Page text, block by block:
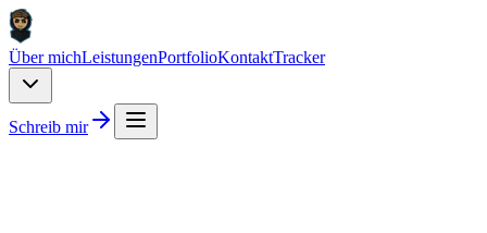
Über michLeistungenPortfolioKontaktTracker
Schreib mir